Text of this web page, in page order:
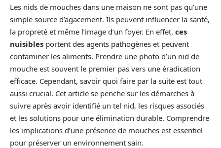
Les nids de mouches dans une maison ne sont pas qu’une
simple source d’agacement. Ils peuvent influencer la santé,
la propreté et même l’image d’un foyer. En effet, ces
nuisibles portent des agents pathogènes et peuvent
contaminer les aliments. Prendre une photo d’un nid de
mouche est souvent le premier pas vers une éradication
efficace. Cependant, savoir quoi faire par la suite est tout
aussi crucial. Cet article se penche sur les démarches à
suivre après avoir identifié un tel nid, les risques associés
et les solutions pour une élimination durable. Comprendre
les implications d’une présence de mouches est essentiel
pour préserver un environnement sain.